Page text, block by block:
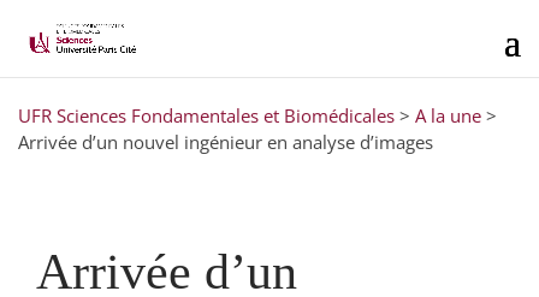
UFR Sciences Fondamentales et Biomédicales > A la une >
Arrivée d’un nouvel ingénieur en analyse d’images
Arrivée d’un